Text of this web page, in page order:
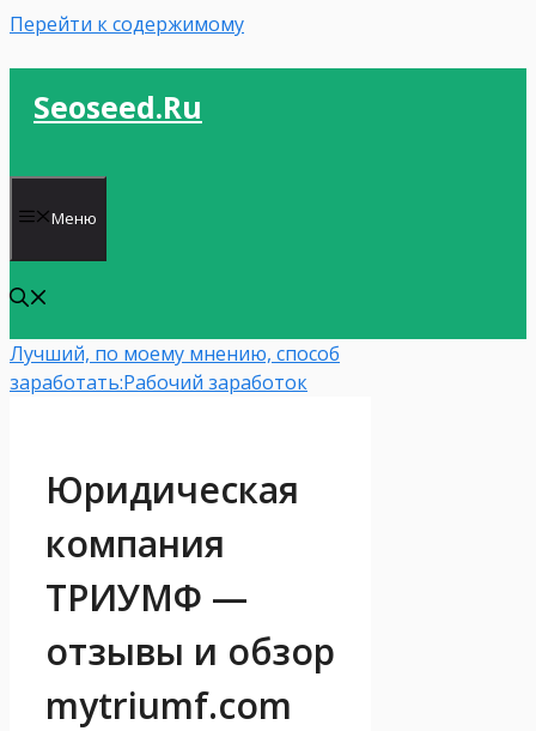
Перейти к содержимому
Seoseed.ru
Меню
Лучший, по моему мнению, способ
заработать:Рабочий заработок
Юридическая
компания
ТРИУМФ —
отзывы и обзор
mytriumf.com